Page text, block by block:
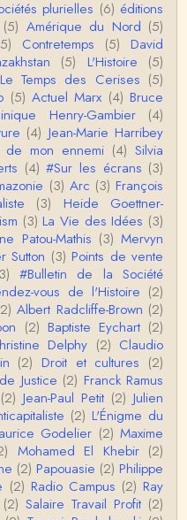
évolué depuis 300 00
a la différence notable …
à mon moulin (si j'ose
des torture…
FACT NOT FICTIONTho
WaterlooBien que ce text
hâtive en ce qu
proportion relative e
de la variole, ils ont en
'une manière géné…
autochtones profite certai
dont la visit…
vidéo de Pascal Picq sur
premier r…
plurielles (6) éditions
(5) Amérique du Nord (5)
Contretemps (5)
David
(5) L'Histoire
(5)
Le Temps des Cerises (5)
(5) Actuel Marx (4) Bruce
Henry-Gambier
(4)
(4) Jean-Marie Harribey
de mon ennemi (4) Silvia
(4) #Sur les écrans (3)
(3) Arc (3) François
(3)
Heide Goettner-
(3) La Vie des Idées (3)
Patou-Mathis (3) Mervyn
Sutton (3) Points de vente
#Bulletin de la Société
vous de l'Histoire (2)
Albert Radcliffe-Brown (2)
(2) Baptiste Eychart (2)
Delphy (2) Claudio
(2) Droit et cultures (2)
Justice (2) Franck Ramus
(2) Jean-Paul Petit (2) Julien
(2) L'Énigme du
Godelier (2) Maxime
Mohamed El Khebir (2)
(2) Papouasie (2) Philippe
(2) Radio Campus (2) Ray
(2) Salaire Travail Profit (2)